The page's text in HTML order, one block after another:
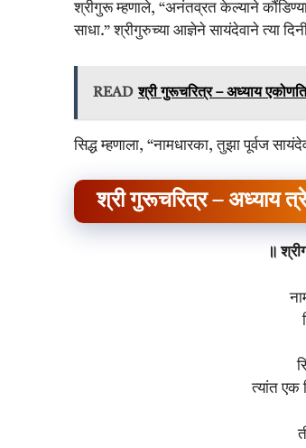
श्रीगुरू म्हणाले, “अनंतव्रत केल्याने
साधा.” श्रीगुरुच्या आज्ञेने सायंदेवाने त्या
READ श्री गुरूचरित्र – अध्याय
सिद्ध म्हणाला, “नामधारका, तुझा पूर्वज
श्री गुरूचरित्र – अध्याय
॥
त्यांत एक